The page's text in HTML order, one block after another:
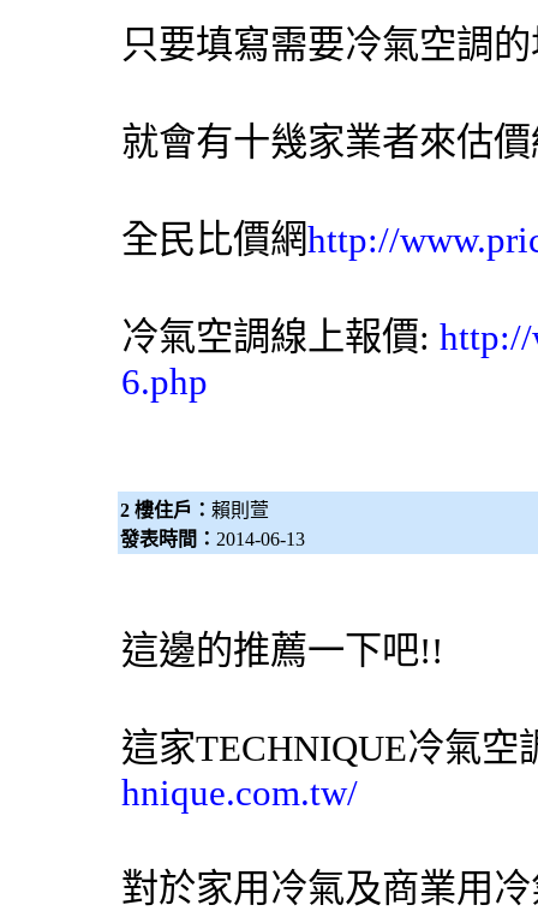
只要填寫需要冷氣空調
就會有十幾家業者來估
全民比價網http://
冷氣空調線上報價: http://
6.php
2 樓住戶： 賴則萱
發表時間： 2014-06-13
這邊的推薦一下吧!!
這家TECHNIQUE冷氣空
hnique.com.tw/
對於家用 冷氣及商業用